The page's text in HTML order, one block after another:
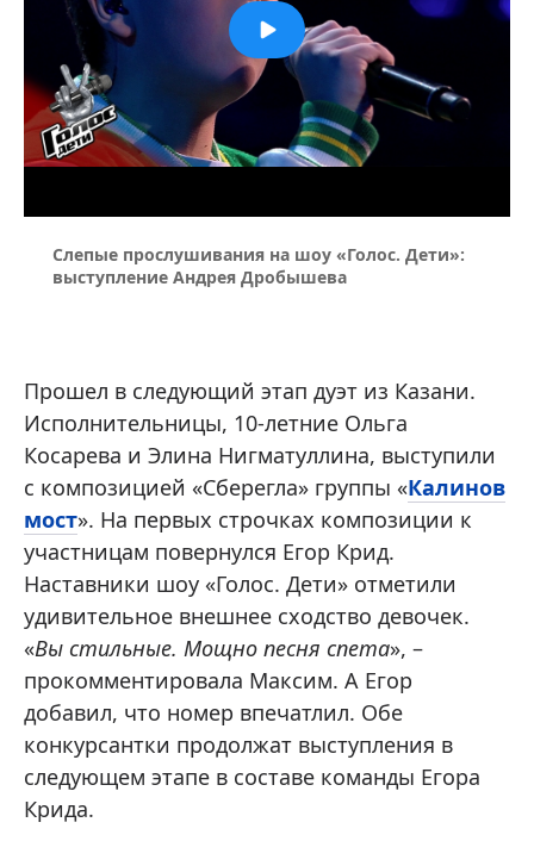
Слепые прослушивания на шоу «Голос. Дети»:
выступление Андрея Дробышева
Прошел в следующий этап дуэт из Казани.
Исполнительницы, 10-летние Ольга
Косарева и Элина Нигматуллина, выступили
с композицией «Сберегла» группы «Калинов
мост». На первых строчках композиции к
участницам повернулся Егор Крид.
Наставники шоу «Голос. Дети» отметили
удивительное внешнее сходство девочек.
«Вы стильные. Мощно песня спета», –
прокомментировала Максим. А Егор
добавил, что номер впечатлил. Обе
конкурсантки продолжат выступления в
следующем этапе в составе команды Егора
Крида.